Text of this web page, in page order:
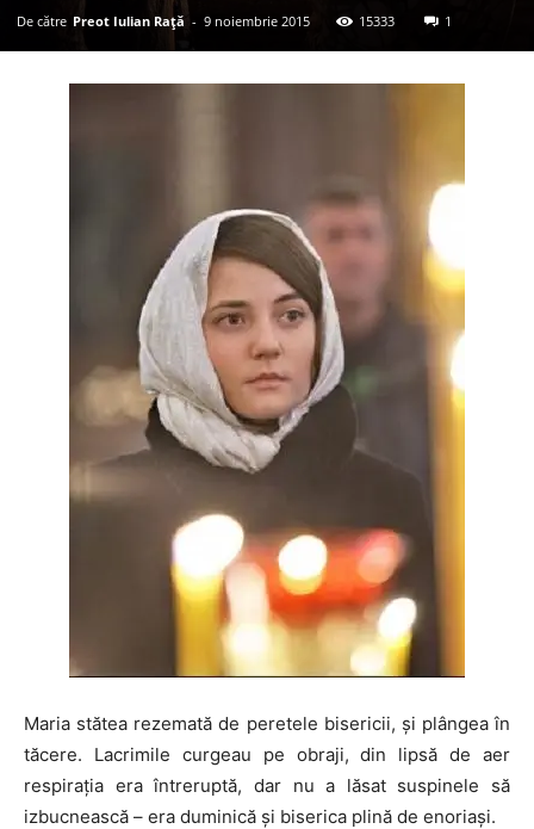
De către Preot Iulian Raţă - 9 noiembrie 2015 15333 1
Maria stătea rezemată de peretele bisericii, și plângea în
tăcere. Lacrimile curgeau pe obraji, din lipsă de aer
respirația era întreruptă, dar nu a lăsat suspinele să
izbucnească – era duminică și biserica plină de enoriași.